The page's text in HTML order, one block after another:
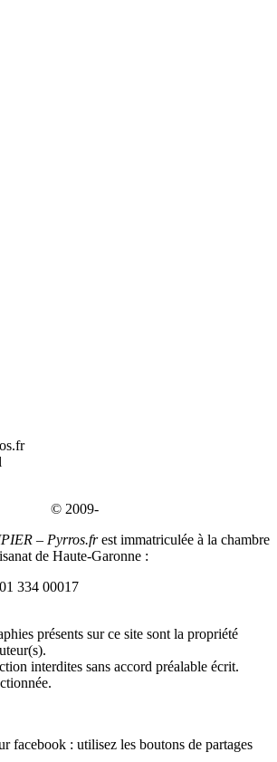
© 2009-
– Pyrros.frest immatriculée à la chambre
de Haute-Garonne :
334 00017
présents sur ce site sont la propriété
interdites sans accord préalable écrit.
facebook : utilisez les boutons de partages